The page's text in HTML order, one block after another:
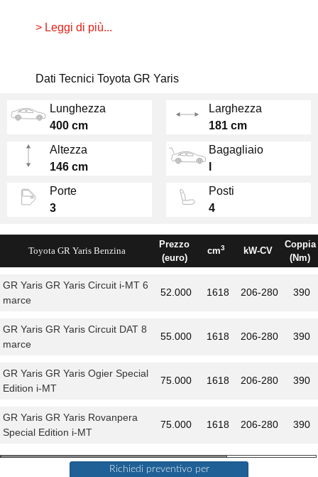
invece ha solo 141 litri di capacità.
MOTORE E PRESTAZIONI
Il motore 3 cilindri turbo da Il motore da 1,6
litri a 3 cilindri turbo della nuova Yaris
raggiunge ora una potenza di 280 CV e una
coppia massima di 390 Nm, migliorando le
reso più rigido, la dinamica di guida risulta
ulteriormente ottimizzata, mentre l’abitacolo
sfoggia una plancia ridisegnata,
differenziandosi dalle altre versioni della Yaris.
anche il cambio automatico GR-DAT8 a otto
radiatore supplementare per il raffreddamento,
offerto come optional in alternativa al cambio
> Leggi di più...
Dati Tecnici Toyota GR Yaris
Lunghezza
400 cm
Larghezza
181 cm
Altezza
146 cm
Bagagliaio
Porte
3
Posti
4
Toyota GR Yaris Benzina
Prezzo
(euro)
cm3 kW-CV
Coppia
(Nm)
GR Yaris GR Yaris Circuit i-MT 6
marce
52.000 1618 206-280 390
GR Yaris GR Yaris Circuit DAT 8
marce
55.000 1618 206-280 390
GR Yaris GR Yaris Ogier Special
Edition i-MT
75.000 1618 206-280 390
GR Yaris GR Yaris Rovanpera
Special Edition i-MT
75.000 1618 206-280 390
Richiedi preventivo per